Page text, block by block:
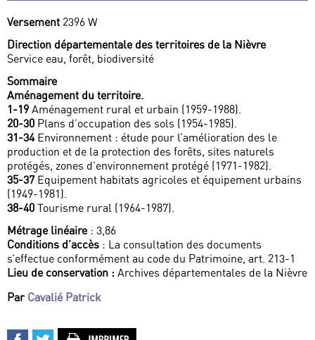
Versement 2396 W
Direction départementale des territoires de la Nièvre
Service eau, forêt, biodiversité
Sommaire
Aménagement du territoire.
1-19 Aménagement rural et urbain (1959-1988).
20-30 Plans d’occupation des sols (1954-1985).
31-34Environnement : étude pour l’amélioration des le
production et de la protection des forêts, sites naturels
protégés, zones d’environnement protégé (1971-1982).
35-37Equipement habitats agricoles et équipement urbains
(1949-1981).
38-40 Tourisme rural (1964-1987).
Métrage linéaire: 3,86
Conditions d’accès : La consultation des documents
s’effectue conformément au code du Patrimoine, art. 213-1
Lieu de conservation : Archives départementales de la Nièvre
Par Cavalié Patrick